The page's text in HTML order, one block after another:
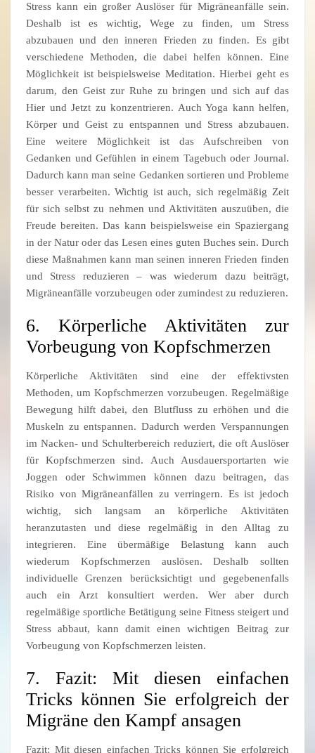
Stress kann ein großer Auslöser für Migräneanfälle sein.
Deshalb ist es wichtig, Wege zu finden, um Stress
abzubauen und den inneren Frieden zu finden. Es gibt
verschiedene Methoden, die dabei helfen können. Eine
Möglichkeit ist beispielsweise Meditation. Hierbei geht es
darum, den Geist zur Ruhe zu bringen und sich auf das
Hier und Jetzt zu konzentrieren. Auch Yoga kann helfen,
Körper und Geist zu entspannen und Stress abzubauen.
Eine weitere Möglichkeit ist das Aufschreiben von
Gedanken und Gefühlen in einem Tagebuch oder Journal.
Dadurch kann man seine Gedanken sortieren und Probleme
besser verarbeiten. Wichtig ist auch, sich regelmäßig Zeit
für sich selbst zu nehmen und Aktivitäten auszuüben, die
Freude bereiten. Das kann beispielsweise ein Spaziergang
in der Natur oder das Lesen eines guten Buches sein. Durch
diese Maßnahmen kann man seinen inneren Frieden finden
und Stress reduzieren – was wiederum dazu beiträgt,
Migräneanfälle vorzubeugen oder zumindest zu reduzieren.
6. Körperliche Aktivitäten zur
Vorbeugung von Kopfschmerzen
Körperliche Aktivitäten sind eine der effektivsten
Methoden, um Kopfschmerzen vorzubeugen. Regelmäßige
Bewegung hilft dabei, den Blutfluss zu erhöhen und die
Muskeln zu entspannen. Dadurch werden Verspannungen
im Nacken- und Schulterbereich reduziert, die oft Auslöser
für Kopfschmerzen sind. Auch Ausdauersportarten wie
Joggen oder Schwimmen können dazu beitragen, das
Risiko von Migräneanfällen zu verringern. Es ist jedoch
wichtig, sich langsam an körperliche Aktivitäten
heranzutasten und diese regelmäßig in den Alltag zu
integrieren. Eine übermäßige Belastung kann auch
wiederum Kopfschmerzen auslösen. Deshalb sollten
individuelle Grenzen berücksichtigt und gegebenenfalls
auch ein Arzt konsultiert werden. Wer aber durch
regelmäßige sportliche Betätigung seine Fitness steigert und
Stress abbaut, kann damit einen wichtigen Beitrag zur
Vorbeugung von Kopfschmerzen leisten.
7. Fazit: Mit diesen einfachen
Tricks können Sie erfolgreich der
Migräne den Kampf ansagen
Fazit: Mit diesen einfachen Tricks können Sie erfolgreich